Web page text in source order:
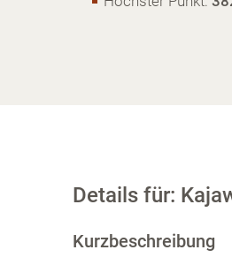
Details für:
Kurzbeschreibung